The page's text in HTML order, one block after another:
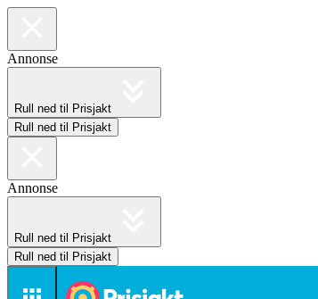
Annonse
Rull ned til Prisjakt
Rull ned til Prisjakt
Annonse
Rull ned til Prisjakt
Rull ned til Prisjakt